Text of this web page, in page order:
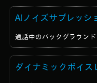
AIノイズサプレッシ
通話中のバックグラウン
ダイナミックボイス